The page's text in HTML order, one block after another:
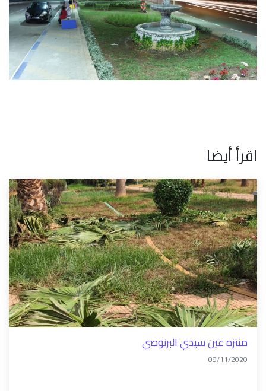
اقرأ أيضا
منتزه عين سيدي البرنوصي
09/11/2020